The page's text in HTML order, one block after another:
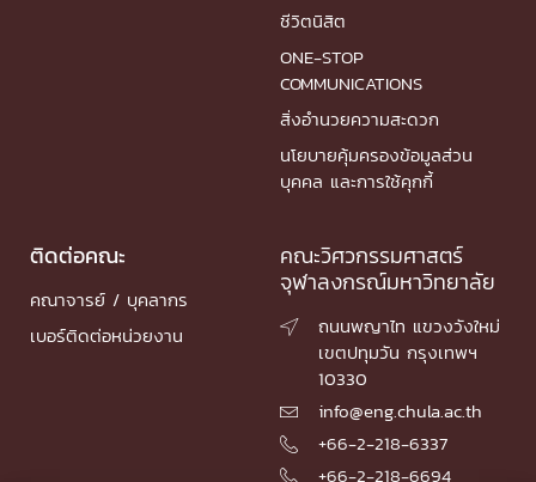
ชีวิตนิสิต
ONE-STOP
COMMUNICATIONS
สิ่งอำนวยความสะดวก
นโยบายคุ้มครองข้อมูลส่วน
บุคคล และการใช้คุกกี้
ติดต่อคณะ
คณาจารย์ / บุคลากร
เบอร์ติดต่อหน่วยงาน
คณะวิศวกรรมศาสตร์
จุฬาลงกรณ์มหาวิทยาลัย

ถนนพญาไท แขวงวังใหม่
เขตปทุมวัน กรุงเทพฯ
10330
 info@eng.chula.ac.th
 +66-2-218-6337
 +66-2-218-6694